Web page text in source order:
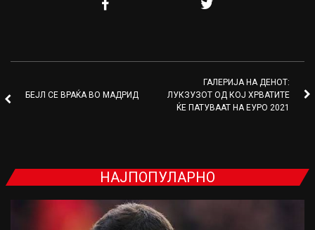
БЕЈЛ СЕ ВРАЌА ВО МАДРИД
ГАЛЕРИЈА НА ДЕНОТ:
ЛУКЗУЗОТ ОД КОЈ ХРВАТИТЕ
ЌЕ ПАТУВААТ НА ЕУРО 2021
НАЈПОПУЛАРНО